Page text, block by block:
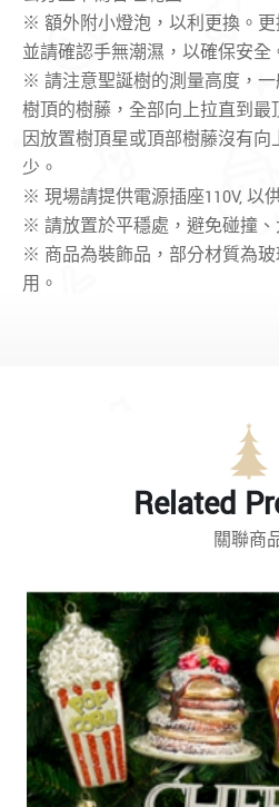
※ 額外附小燈泡，以利更換。更
並請確認手無潮濕，以確保安全
※ 請注意聖誕樹的測量高度，
樹頂的樹藤，全部向上拉直到
因放置樹頂星或頂部樹藤沒有
少。
※ 現場請提供電源插座110V, 以
※ 請放置於平穩處，避免碰撞、
※ 商品為裝飾品，部分材質為
用。
關聯商
Related